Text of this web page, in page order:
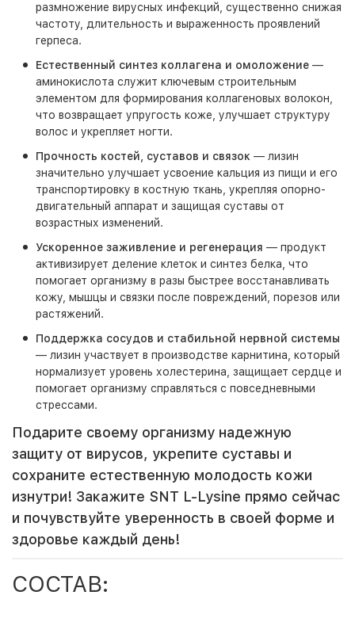
размножение вирусных инфекций, существенно снижая
частоту, длительность и выраженность проявлений
герпеса.
Естественный синтез коллагена и омоложение —
аминокислота служит ключевым строительным
элементом для формирования коллагеновых волокон,
что возвращает упругость коже, улучшает структуру
волос и укрепляет ногти.
Прочность костей, суставов и связок — лизин
значительно улучшает усвоение кальция из пищи и его
транспортировку в костную ткань, укрепляя опорно-
двигательный аппарат и защищая суставы от
возрастных изменений.
Ускоренное заживление и регенерация — продукт
активизирует деление клеток и синтез белка, что
помогает организму в разы быстрее восстанавливать
кожу, мышцы и связки после повреждений, порезов или
растяжений.
Поддержка сосудов и стабильной нервной системы
— лизин участвует в производстве карнитина, который
нормализует уровень холестерина, защищает сердце и
помогает организму справляться с повседневными
стрессами.
Подарите своему организму надежную
защиту от вирусов, укрепите суставы и
сохраните естественную молодость кожи
изнутри! Закажите SNT L-Lysine прямо сейчас
и почувствуйте уверенность в своей форме и
здоровье каждый день!
СОСТАВ: